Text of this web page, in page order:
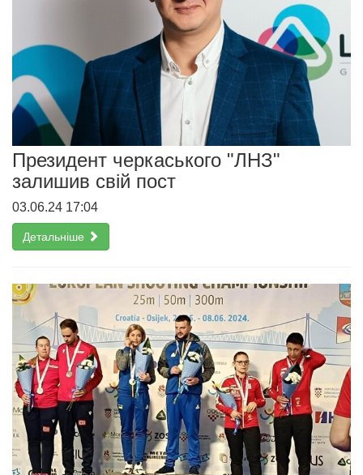
Президент черкаського "ЛНЗ"
залишив свій пост
03.06.24 17:04
Детальніше